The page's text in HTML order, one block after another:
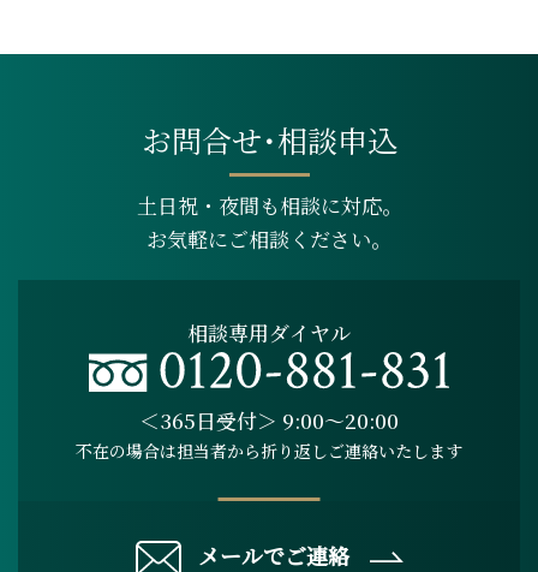
お問合せ･相談申込
土日祝・夜間も相談に対応。
お気軽にご相談ください。
相談専用ダイヤル
＜365日受付＞ 9:00～20:00
不在の場合は担当者から折り返しご連絡いたします
メールでご連絡